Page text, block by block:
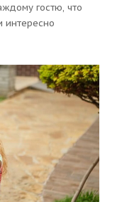
гостю, что
интересно